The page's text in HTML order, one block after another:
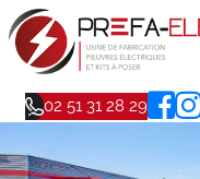
02 51 31 28 29